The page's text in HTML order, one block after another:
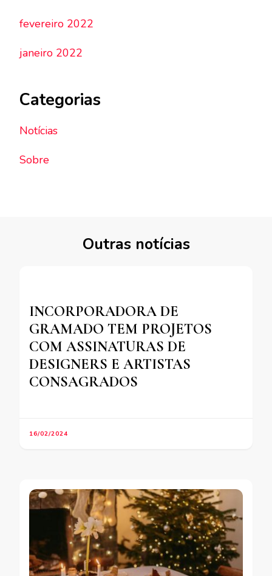
fevereiro 2022
janeiro 2022
Categorias
Notícias
Sobre
Outras notícias
INCORPORADORA DE
GRAMADO TEM PROJETOS
COM ASSINATURAS DE
DESIGNERS E ARTISTAS
CONSAGRADOS
16/02/2024